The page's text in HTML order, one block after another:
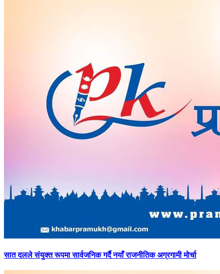
सातदलले संयुक्त रूपमा सार्वजनिक गर्दै नयाँ राजनीतिक अग्रगामी मोर्चा